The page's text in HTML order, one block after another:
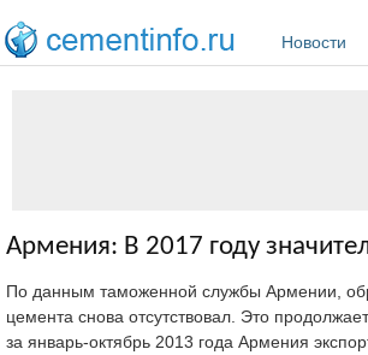
Новости
Армения: В 2017 году
По данным таможенной службы Армении,
цемента снова отсутствовал. Это
за январь-октябрь 2013 года Армения